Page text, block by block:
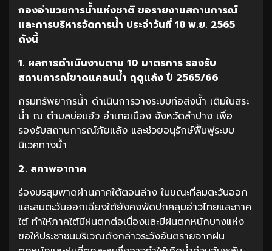
กองอำนวยการน้ำแห่งชาติ ขอรายงานสถานการณ์
และการบริหารจัดการน้ำ ประจำวันที่ 18 พ.ย. 2565
ดังนี้
1. ผลการดำเนินงานตาม 10 มาตรการ รองรับ
สถานการณ์ขาดแคลนน้ำ ฤดูแล้ง ปี 2565/66
กรมทรัพยากรน้ำ ดำเนินการวางระบบท่อส่งน้ำ เติมในสระ
น้ำ ณ ตำบลบ่อแฮ้ว อำเภอเมือง จังหวัดลำปาง เพื่อ
รองรับสถานการณ์ภัยแล้ง และช่วยอนุรักษ์ฟื้นฟูระบบ
นิเวศทางน้ำ
2. สภาพอากาศ
ร่องมรสุมพาดผ่านภาคใต้ตอนล่าง ในขณะที่ลมตะวันออก
และลมตะวันออกเฉียงใต้ยังคงพัดปกคลุมอ่าวไทยและภาค
ใต้ ทำให้ภาคใต้มีฝนตกต่อเนื่องและมีฝนตกหนักบางแห่ง
ขอให้ประชาชนบริเวณดังกล่าวระวังอันตรายจากฝน